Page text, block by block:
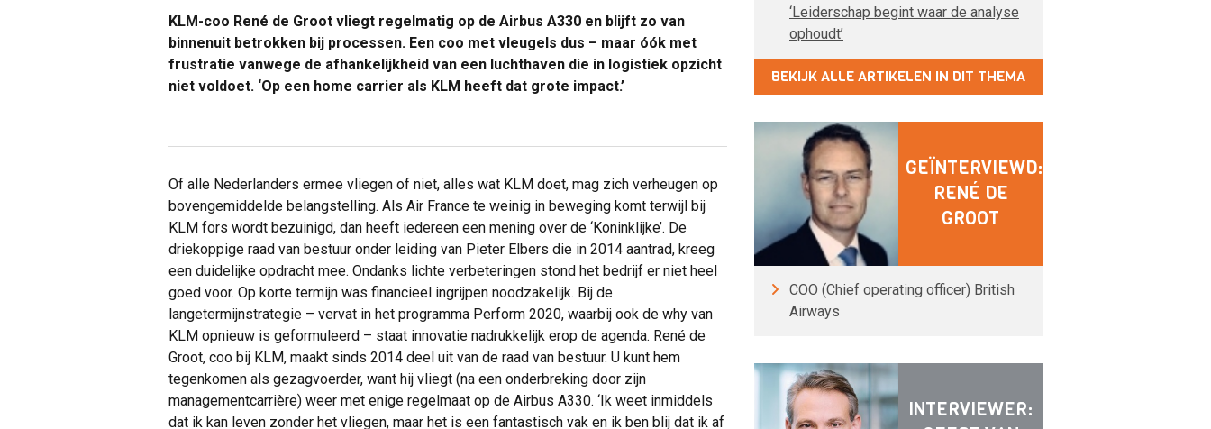
KLM-coo René de Groot vliegt regelmatig op de Airbus A330 en blijft zo van
binnenuit betrokken bij processen. Een coo met vleugels dus – maar óók met
frustratie vanwege de afhankelijkheid van een luchthaven die in logistiek opzicht
niet voldoet. ‘Op een home carrier als KLM heeft dat grote impact.’
Of alle Nederlanders ermee vliegen of niet, alles wat KLM doet, mag zich verheugen op
bovengemiddelde belangstelling. Als Air France te weinig in beweging komt terwijl bij
KLM fors wordt bezuinigd, dan heeft iedereen een mening over de ‘Koninklijke’. De
driekoppige raad van bestuur onder leiding van Pieter Elbers die in 2014 aantrad, kreeg
een duidelijke opdracht mee. Ondanks lichte verbeteringen stond het bedrijf er niet heel
goed voor. Op korte termijn was financieel ingrijpen noodzakelijk. Bij de
langetermijnstrategie – vervat in het programma Perform 2020, waarbij ook de why van
KLM opnieuw is geformuleerd – staat innovatie nadrukkelijk erop de agenda. René de
Groot, coo bij KLM, maakt sinds 2014 deel uit van de raad van bestuur. U kunt hem
tegenkomen als gezagvoerder, want hij vliegt (na een onderbreking door zijn
managementcarrière) weer met enige regelmaat op de Airbus A330. ‘Ik weet inmiddels
dat ik kan leven zonder het vliegen, maar het is een fantastisch vak en ik ben blij dat ik af
‘Leiderschap begint waar de analyse
ophoudt’
BEKIJK ALLE ARTIKELEN IN DIT THEMA
GEÏNTERVIEWD:
RENÉ DE
GROOT
COO (Chief operating officer) British
Airways
INTERVIEWER: